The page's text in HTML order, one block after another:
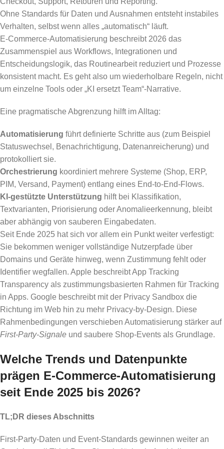
Ohne Standards für Daten und Ausnahmen entsteht instabiles
Verhalten, selbst wenn alles „automatisch“ läuft.
E-Commerce-Automatisierung beschreibt 2026 das
Zusammenspiel aus Workflows, Integrationen und
Entscheidungslogik, das Routinearbeit reduziert und Prozesse
konsistent macht. Es geht also um wiederholbare Regeln, nicht
um einzelne Tools oder „KI ersetzt Team“-Narrative.
Eine pragmatische Abgrenzung hilft im Alltag:
Automatisierung führt definierte Schritte aus (zum Beispiel
Statuswechsel, Benachrichtigung, Datenanreicherung) und
protokolliert sie.
Orchestrierung koordiniert mehrere Systeme (Shop, ERP,
PIM, Versand, Payment) entlang eines End-to-End-Flows.
KI-gestützte Unterstützung hilft bei Klassifikation,
Textvarianten, Priorisierung oder Anomalieerkennung, bleibt
aber abhängig von sauberen Eingabedaten.
Seit Ende 2025 hat sich vor allem ein Punkt weiter verfestigt:
Sie bekommen weniger vollständige Nutzerpfade über
Domains und Geräte hinweg, wenn Zustimmung fehlt oder
Identifier wegfallen. Apple beschreibt App Tracking
Transparency als zustimmungsbasierten Rahmen für Tracking
in Apps. Google beschreibt mit der Privacy Sandbox die
Richtung im Web hin zu mehr Privacy-by-Design. Diese
Rahmenbedingungen verschieben Automatisierung stärker auf
First-Party-Signale und saubere Shop-Events als Grundlage.
Welche Trends und Datenpunkte
prägen E-Commerce-Automatisierung
seit Ende 2025 bis 2026?
TL;DR dieses Abschnitts
First-Party-Daten und Event-Standards gewinnen weiter an